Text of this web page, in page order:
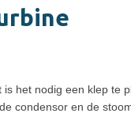
het nodig een klep te
condensor en de